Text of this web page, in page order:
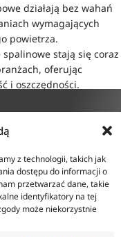
z technologii, takich jak
dostępu do informacji o
przetwarzać dane, takie
identyfikatory na tej
może niekorzystnie
działają bez wahań
wymagających
powietrza.
stają się coraz
oferując
i oszczędności.
i dostawa